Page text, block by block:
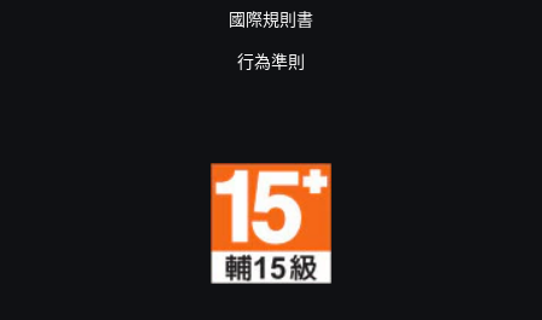
國際規則書
行為準則